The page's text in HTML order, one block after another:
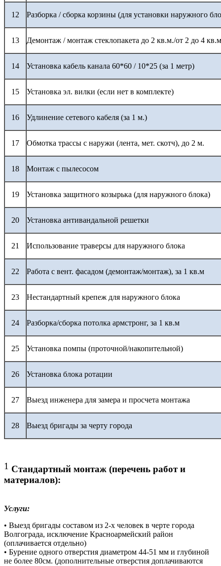
12 Разборка / сборка корзины (для установки наружного
13 Демонтаж / монтаж стеклопакета до 2 кв.м./от 2 до 4
14 Установка кабель канала 60*60 / 10*25 (за 1 метр)
15 Установка эл. вилки (если нет в комплекте)
16 Удлинение сетевого кабеля (за 1 м.)
17 Обмотка трассы с наружи (лента, мет. скотч), до 2 м.
18 Монтаж с пылесосом
19 Установка защитного козырька (для наружного блока)
20 Установка антивандальной решетки
21 Использование траверсы для наружного блока
22 Работа с вент. фасадом (демонтаж/монтаж), за 1 кв.м
23 Нестандартный крепеж для наружного блока
24 Разборка/сборка потолка армстронг, за 1 кв.м
25 Установка помпы (проточной/накопительной)
26 Установка блока ротации
27 Выезд инженера для замера и просчета монтажа
28 Выезд бригады за черту города
1 Стандартный монтаж (перечень работ и
материалов):
Услуги:
• Выезд бригады составом из 2-х человек в черте города
Волгограда, исключение Красноармейский район
(оплачивается отдельно)
• Бурение одного отверстия диаметром 44-51 мм и глубиной
не более 80см. (дополнительные отверстия доплачиваются